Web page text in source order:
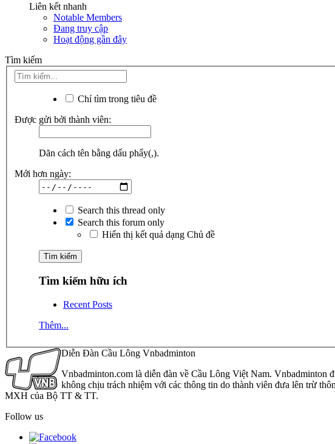
Liên kết nhanh
Notable Members
Đang truy cập
Hoạt động gần đây
Tìm kiếm
Chỉ tìm trong tiêu đề
Được gửi bởi thành viên:
Dãn cách tên bằng dấu phẩy(,).
Mới hơn ngày:
Search this thread only
Search this forum only
Hiển thị kết quả dạng Chủ đề
Tìm kiếm hữu ích
Recent Posts
Thêm...
Diễn Đàn Cầu Lông Vnbadminton
Vnbadminton.com là diễn đàn về Cầu Lông Việt Nam. Vnbadminton
không chịu trách nhiệm với các thông tin do thành viên đưa lên trừ
MXH của Bộ TT & TT.
Follow us